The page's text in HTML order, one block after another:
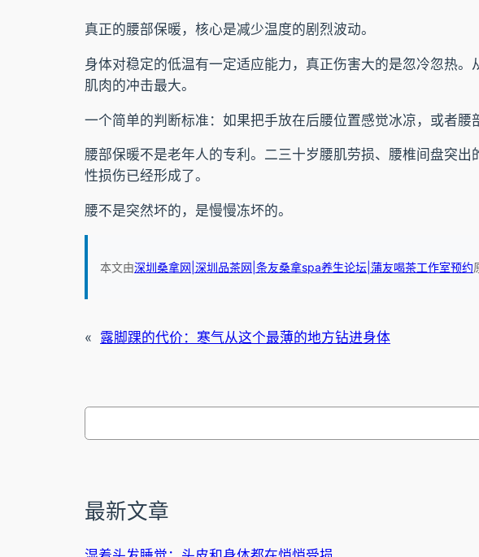
真正的腰部保暖，核心是减少温度的剧烈波动。
身体对稳定的低温有一定适应能力，真正伤害大的是忽冷忽热
肌肉的冲击最大。
一个简单的判断标准：如果把手放在后腰位置感觉冰凉，或者
腰部保暖不是老年人的专利。二三十岁腰肌劳损、腰椎间盘突
性损伤已经形成了。
腰不是突然坏的，是慢慢冻坏的。
本文由深圳桑拿网|深圳品茶网|条友桑拿spa养生论坛|蒲友喝茶工作室预约
« 露脚踝的代价：寒气从这个最薄的地方钻进身体
搜
最新文章